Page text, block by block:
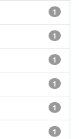
1
1
1
1
1
1